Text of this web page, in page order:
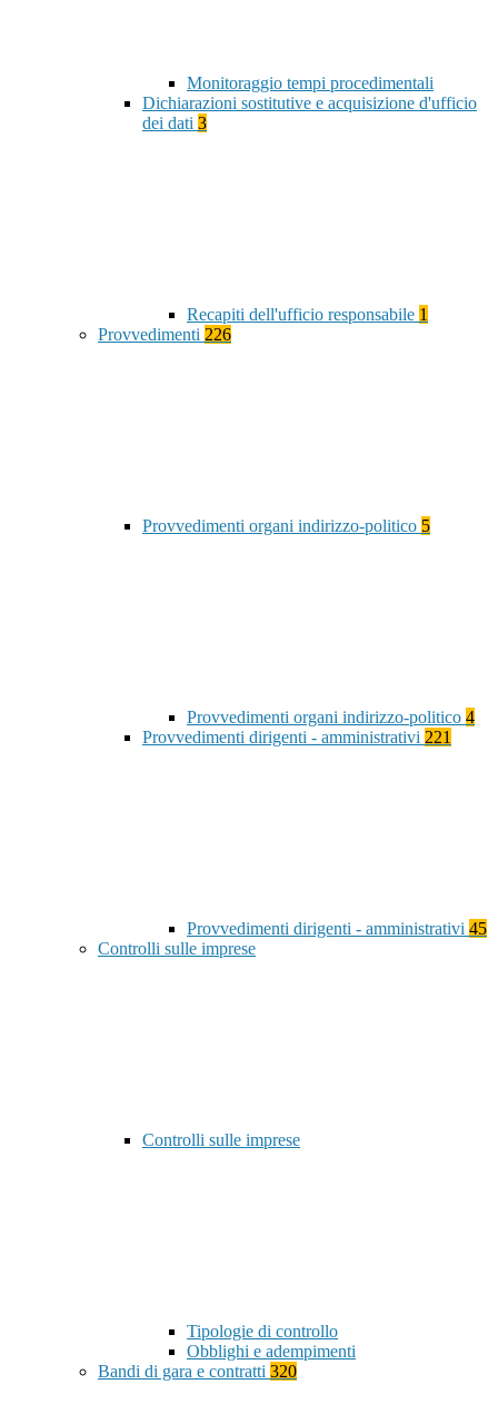
Monitoraggio tempi procedimentali
Dichiarazioni sostitutive e acquisizione d'ufficio
dei dati 3
Recapiti dell'ufficio responsabile 1
Provvedimenti 226
Provvedimenti organi indirizzo-politico 5
Provvedimenti organi indirizzo-politico 4
Provvedimenti dirigenti - amministrativi 221
Provvedimenti dirigenti - amministrativi 45
Controlli sulle imprese
Controlli sulle imprese
Tipologie di controllo
Obblighi e adempimenti
Bandi di gara e contratti 320